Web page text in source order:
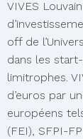
VIVES
off de
dans les
limitrophes.
d’euros par
européens
(FEI), SFPI-